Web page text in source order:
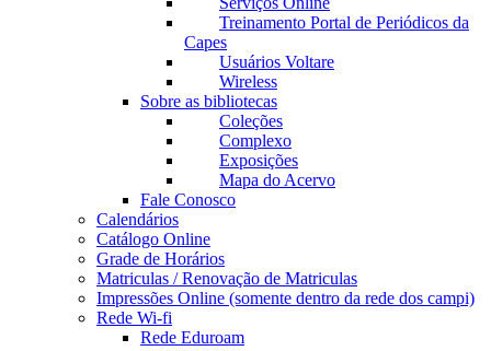
Treinamento Portal de Periódicos da
Capes
Usuários Voltare
Wireless
Sobre as bibliotecas
Coleções
Complexo
Exposições
Mapa do Acervo
Fale Conosco
Calendários
Catálogo Online
Grade de Horários
Matriculas / Renovação de Matriculas
Impressões Online (somente dentro da rede dos campi)
Rede Wi-fi
Rede Eduroam